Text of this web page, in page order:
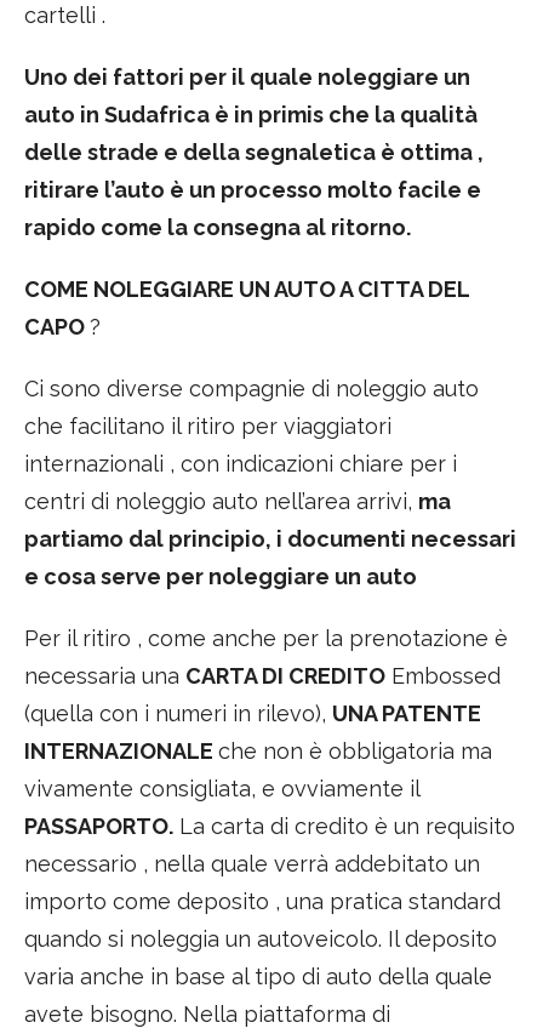
cartelli .
Uno dei fattori per il quale noleggiare un
auto in Sudafrica è in primis che la qualità
delle strade e della segnaletica è ottima ,
ritirare l’auto è un processo molto facile e
rapido come la consegna al ritorno.
COME NOLEGGIARE UN AUTO A CITTA DEL
CAPO?
Ci sono diverse compagnie di noleggio auto
che facilitano il ritiro per viaggiatori
internazionali , con indicazioni chiare per i
centri di noleggio auto nell’area arrivi, ma
partiamo dal principio, i documenti necessari
e cosa serve per noleggiare un auto
Per il ritiro , come anche per la prenotazione è
necessaria una CARTA DI CREDITO Embossed
(quella con i numeri in rilevo), UNA PATENTE
INTERNAZIONALE che non è obbligatoria ma
vivamente consigliata, e ovviamente il
PASSAPORTO. La carta di credito è un requisito
necessario , nella quale verrà addebitato un
importo come deposito , una pratica standard
quando si noleggia un autoveicolo. Il deposito
varia anche in base al tipo di auto della quale
avete bisogno. Nella piattaforma di